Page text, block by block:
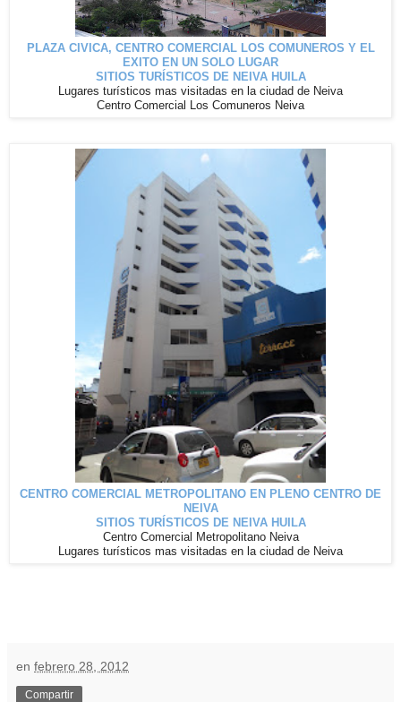
PLAZA CIVICA, CENTRO COMERCIAL LOS COMUNEROS Y EL
EXITO EN UN SOLO LUGAR
SITIOS TURÍSTICOS DE NEIVA HUILA
Lugares turísticos mas visitadas en la ciudad de Neiva
Centro Comercial Los Comuneros Neiva
CENTRO COMERCIAL METROPOLITANO EN PLENO CENTRO DE
NEIVA
SITIOS TURÍSTICOS DE NEIVA HUILA
Centro Comercial Metropolitano Neiva
Lugares turísticos mas visitadas en la ciudad de Neiva
en febrero 28, 2012
Compartir